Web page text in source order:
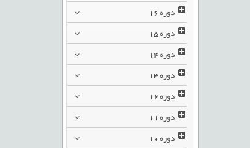
دوره
دوره
دوره
دوره
دوره
دوره
دوره